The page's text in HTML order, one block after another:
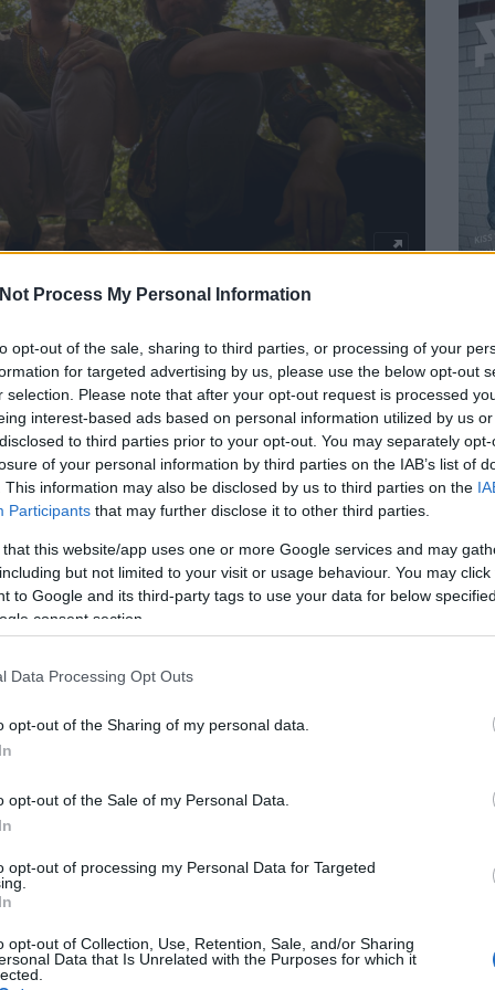
Process My Personal Information
opt-out of the sale, sharing to third parties, or processing of your
for targeted advertising by us, please use the below opt-out
selection. Please note that after your opt-out request is processed
interest-based ads based on personal information utilized by us
to third parties prior to your opt-out. You may separately
of your personal information by third parties on the IAB’s list of
This information may also be disclosed by us to third parties on the
Participants that may further disclose it to other third parties.
that this website/app uses one or more Google services and may
but not limited to your visit or usage behaviour. You may
to Google and its third-party tags to use your data for below
consent section.
Data Processing Opt Outs
opt-out of the Sharing of my personal data.
opt-out of the Sale of my Personal Data.
opt-out of processing my Personal Data for Targeted
opt-out of Collection, Use, Retention, Sale, and/or Sharing
Data that Is Unrelated with the Purposes for which it
legszebb, klasszikus hagyományait ápoló
és önkritikus számok után most egy intimebb
-lemezek érzelmesebb oldalát idézik meg.
kapott a nemzetközi reggae fórumokon, a sound system
daluk pedig nemzetközi szinten is sokat pörgött a reggae
az a különleges, hogy
Krecsmáry Zsolt
(basszusgitár) triója betartja az autentikus reggae íratlan
játékot és az analóg billentyűs hangszerek használatát.
BEREMEG A TÉRDÜK – A MANAKY LEMEZÉRŐL
–, már nagyon korán hallottuk, hogy milyen világ
magától értetődően szólal meg Bob Marleyszerelmes
volt a többi műfajtól eltérő, hosszú basszusmondatok
groove-centrikusság, és persze az analóg billentyűk
dalokban a ritmusgitár nagyobb szerepet kapott, mint
tűnik, de mégis nehéz megszólaltatni. Nemsokára
ő készít a párjával,
élünk velük.”
minőségi reggae és soul dalokkal találkozhattok
a